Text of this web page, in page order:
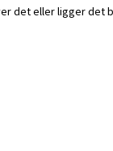
det eller ligger det